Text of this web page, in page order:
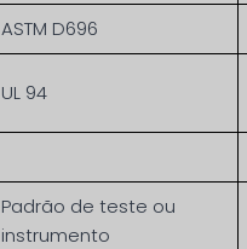
ASTM D696
UL 94
Padrão de teste ou
instrumento